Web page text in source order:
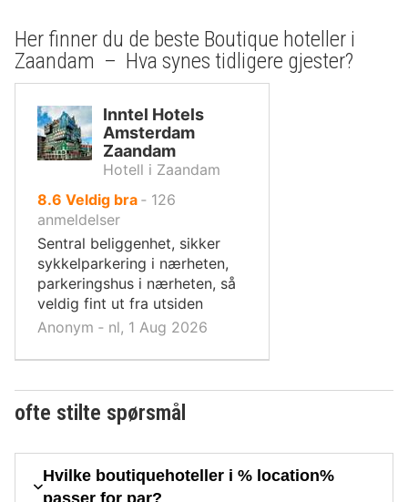
Her finner du de beste Boutique hoteller i
Zaandam – Hva synes tidligere gjester?
Inntel Hotels
Amsterdam
Zaandam
Hotell i Zaandam
8.6 av
10,
Veldig bra ‐ 126
anmeldelser
Sentral beliggenhet, sikker
sykkelparkering i nærheten,
parkeringshus i nærheten, så
veldig fint ut fra utsiden
Anonym ‐ nl, 1 Aug 2026
ofte stilte spørsmål
Hvilke boutiquehoteller i % location%
passer for par?